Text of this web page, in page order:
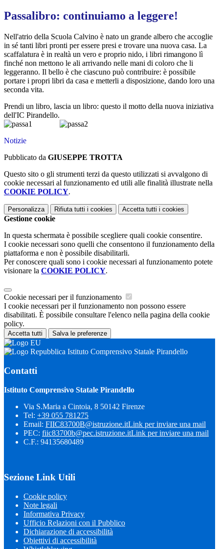
Passalibro: continuiamo a leggere!
Nell'atrio della Scuola Calvino è nato un grande albero che accoglie
in sé tanti libri pronti per essere presi e trovare una nuova casa. La
scaffalatura è in realtà un vero e proprio nido, i libri rimangono lì
finché non mettono le ali arrivando nelle mani di coloro che li
leggeranno. Il bello è che ciascuno può contribuire: è possibile
portare i propri libri da casa e metterli a disposizione, dando loro una
seconda vita.
Prendi un libro, lascia un libro: questo il motto della nuova iniziativa
dell'IC Pirandello.
Notizie
Pubblicato da GIUSEPPE TROTTA
Questo sito o gli strumenti terzi da questo utilizzati si avvalgono di
cookie necessari al funzionamento ed utili alle finalità illustrate nella
COOKIE POLICY.
Personalizza Rifiuta tutti i cookies Accetta tutti i cookies
Gestione cookie
In questa schermata è possibile scegliere quali cookie consentire.
I cookie necessari sono quelli che consentono il funzionamento della
piattaforma e non è possibile disabilitarli.
Per conoscere quali sono i cookie necessari al funzionamento potete
visionare la COOKIE POLICY.
Cookie necessari per il funzionamento
I cookie necessari per il funzionamento non possono essere
disabilitati. È possibile consultare l'elenco nella pagina della cookie
policy.
Accetta tutti Salva le preferenze
Istituto Comprensivo Statale Pirandello
Contatti
Istituto Comprensivo Statale Pirandello
Via S.Maria a Cintoia, 8 50142 Firenze
Tel: +39 055 781275
Email: FIIC83700B@istruzione.itLink per inviare una mail
PEC: fiic83700b@pec.istruzione.itLink per inviare una mail
C.F.: 94135680489
Sezione Link Utili
Cookie policy
Note legali
Informativa Privacy
Ufficio Relazioni con il Pubblico
Dichiarazione di accessibilità
Obiettivi di accessibilità